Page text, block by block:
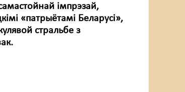
імпрэзай,
«патрыётамі Беларусі»,
стральбе з